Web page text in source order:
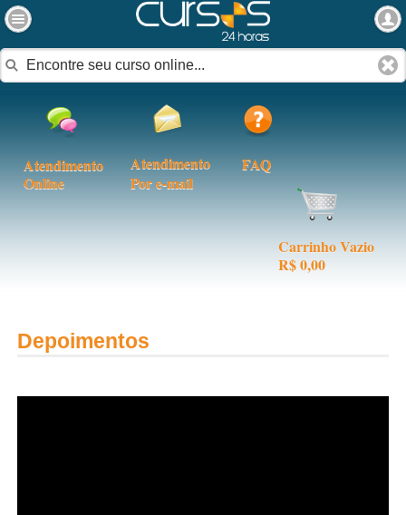
Atendimento
Online
Atendimento
Por e-mail
FAQ
Carrinho Vazio
R$ 0,00
Depoimentos